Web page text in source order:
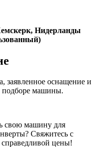
Нидерланды
заявленное оснащение и
подборе машины.
свою машину для
Свяжитесь с
цены!